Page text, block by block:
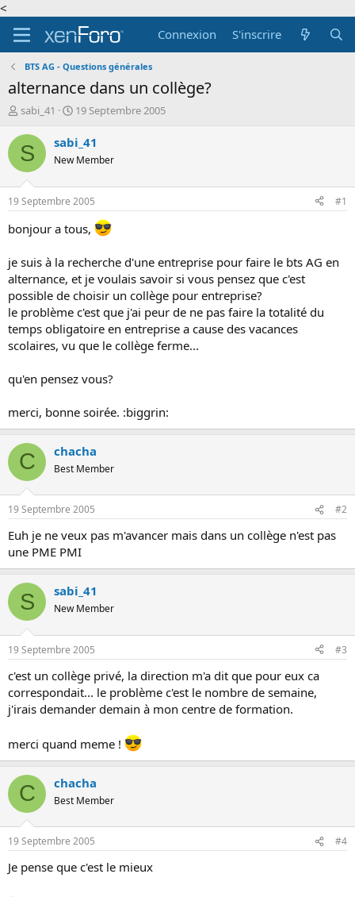
<
Connexion
S'inscrire
BTS AG - Questions générales
alternance dans un collège?
A
t
e
r
d
e
l
a
i
s
c
u
s
s
i
n
sabi_41
D
t
e
d
d
é
b
u
19 Septembre 2005
S sabi_41
New Member
19 Septembre 2005 #1
bonjour a tous,
je suis à la recherche d'une entreprise pour faire le bts AG en
alternance, et je voulais savoir si vous pensez que c'est
possible de choisir un collège pour entreprise?
le problème c'est que j'ai peur de ne pas faire la totalité du
temps obligatoire en entreprise a cause des vacances
scolaires, vu que le collège ferme...
qu'en pensez vous?
merci, bonne soirée. :biggrin:
C chacha
Best Member
19 Septembre 2005 #2
Euh je ne veux pas m'avancer mais dans un collège n'est pas
une PME PMI
S sabi_41
New Member
19 Septembre 2005 #3
c'est un collège privé, la direction m'a dit que pour eux ca
correspondait... le problème c'est le nombre de semaine,
j'irais demander demain à mon centre de formation.
merci quand meme !
C chacha
Best Member
19 Septembre 2005 #4
Je pense que c'est le mieux